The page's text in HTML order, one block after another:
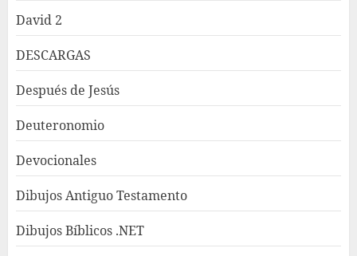
David 2
DESCARGAS
Después de Jesús
Deuteronomio
Devocionales
Dibujos Antiguo Testamento
Dibujos Bíblicos .NET